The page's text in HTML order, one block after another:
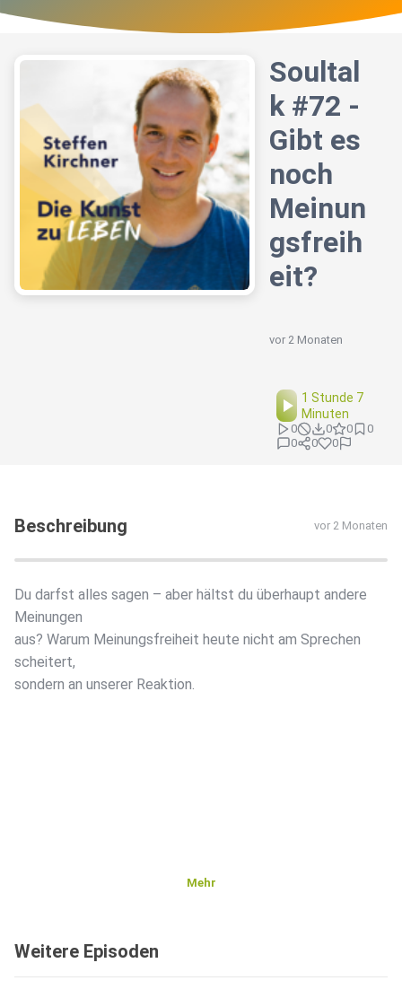
Soultal
k #72 -
Gibt es
noch
Meinun
gsfreih
eit?
vor 2 Monaten
1 Stunde 7
Minuten
0 0 0
0
0
0 0
Beschreibung vor 2 Monaten
Du darfst alles sagen – aber hältst du überhaupt andere
Meinungen
aus? Warum Meinungsfreiheit heute nicht am Sprechen
scheitert,
sondern an unserer Reaktion.
Mehr
Weitere Episoden